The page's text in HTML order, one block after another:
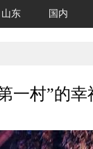
山东 国内
一村”的幸